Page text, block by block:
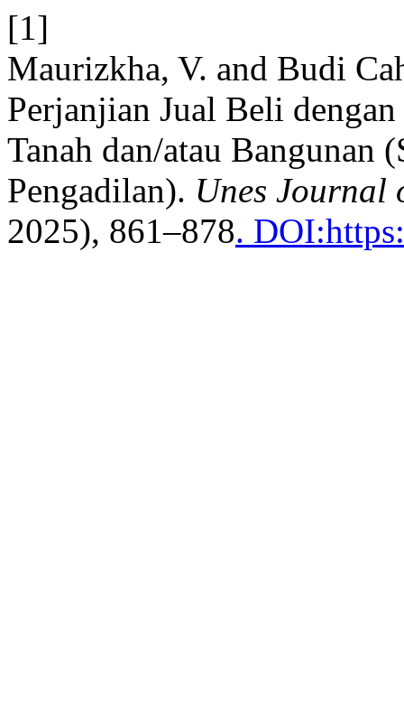
[1]
Maurizkha, V. and Budi
Perjanjian Jual Beli
Tanah dan/atau Bangunan
Pengadilan). Unes Journal
2025), 861–878.